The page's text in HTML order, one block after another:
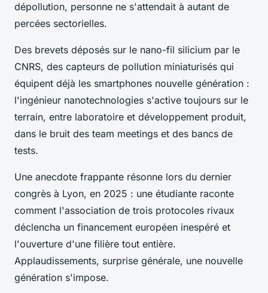
dépollution, personne ne s'attendait à autant de
percées sectorielles.
Des brevets déposés sur le nano-fil silicium par le
CNRS, des capteurs de pollution miniaturisés qui
équipent déjà les smartphones nouvelle génération :
l'ingénieur nanotechnologies s'active toujours sur le
terrain, entre laboratoire et développement produit,
dans le bruit des team meetings et des bancs de
tests.
Une anecdote frappante résonne lors du dernier
congrès à Lyon, en 2025 : une étudiante raconte
comment l'association de trois protocoles rivaux
déclencha un financement européen inespéré et
l'ouverture d'une filière tout entière.
Applaudissements, surprise générale, une nouvelle
génération s'impose.